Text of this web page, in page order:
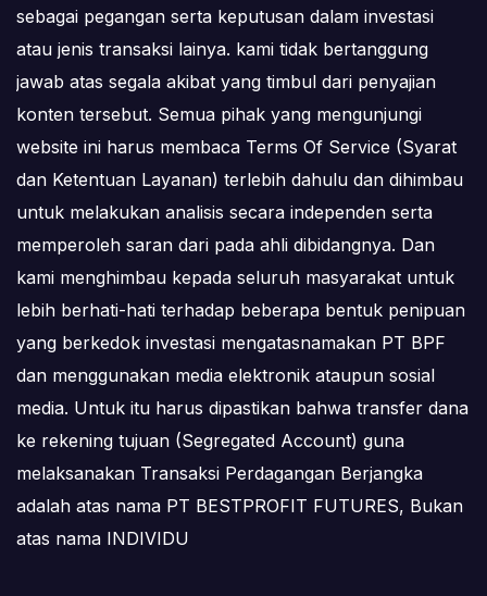
sebagai pegangan serta keputusan dalam investasi
atau jenis transaksi lainya. kami tidak bertanggung
jawab atas segala akibat yang timbul dari penyajian
konten tersebut. Semua pihak yang mengunjungi
website ini harus membaca Terms Of Service (Syarat
dan Ketentuan Layanan) terlebih dahulu dan dihimbau
untuk melakukan analisis secara independen serta
memperoleh saran dari pada ahli dibidangnya. Dan
kami menghimbau kepada seluruh masyarakat untuk
lebih berhati-hati terhadap beberapa bentuk penipuan
yang berkedok investasi mengatasnamakan PT BPF
dan menggunakan media elektronik ataupun sosial
media. Untuk itu harus dipastikan bahwa transfer dana
ke rekening tujuan (Segregated Account) guna
melaksanakan Transaksi Perdagangan Berjangka
adalah atas nama PT BESTPROFIT FUTURES, Bukan
atas nama INDIVIDU